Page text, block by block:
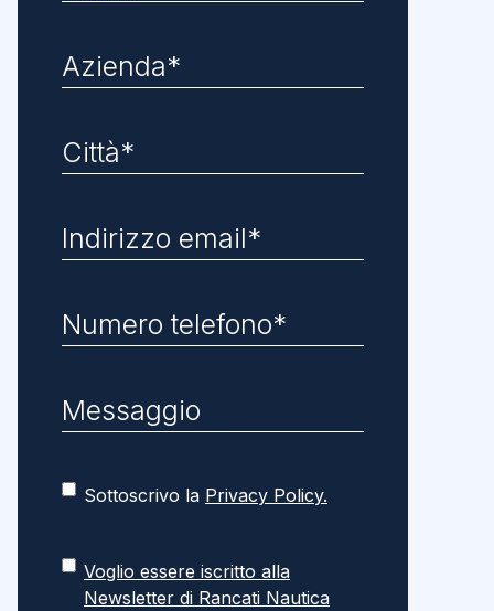
Sottoscrivo la Privacy Policy.
Voglio essere iscritto alla
Newsletter di Rancati Nautica